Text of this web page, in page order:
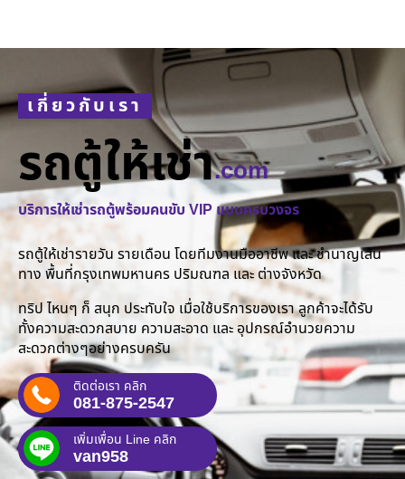
เกี่ยวกับเรา
รถตู้ให้เช่า.com
บริการให้เช่ารถตู้พร้อมคนขับ VIP แบบครบวงจร
รถตู้ให้เช่ารายวัน รายเดือน โดยทีมงานมืออาชีพ และ ชำนาญเส้น
ทาง พื้นที่กรุงเทพมหานคร ปริมณฑล และ ต่างจังหวัด
ทริป ไหนๆ ก็ สนุก ประทับใจ เมื่อใช้บริการของเรา ลูกค้าจะได้รับ
ทั้งความสะดวกสบาย ความสะอาด และ อุปกรณ์อำนวยความ
สะดวกต่างๆอย่างครบครัน
ติดต่อเรา คลิก
081-875-2547
เพิ่มเพื่อน Line คลิก
van958